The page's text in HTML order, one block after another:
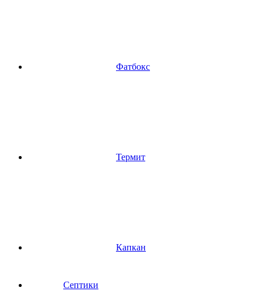
Фатбокс
Термит
Капкан
Септики